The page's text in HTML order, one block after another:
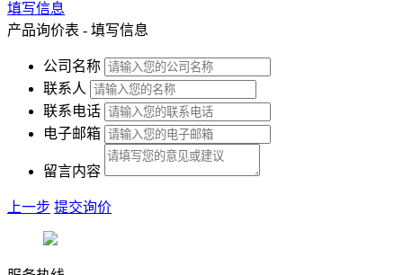
填写信息
产品询价表 - 填写信息
公司名称
联系人
联系电话
电子邮箱
留言内容
上一步 提交询价